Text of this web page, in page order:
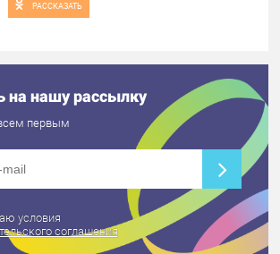
РАССКАЗАТЬ
на нашу рассылку
первым
условия
соглашения